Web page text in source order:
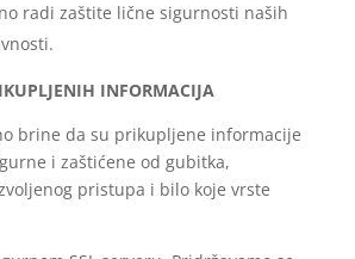
radi zaštite lične sigurnosti naših
INFORMACIJA
brine da su prikupljene informacije
i zaštićene od gubitka,
pristupa i bilo koje vrste